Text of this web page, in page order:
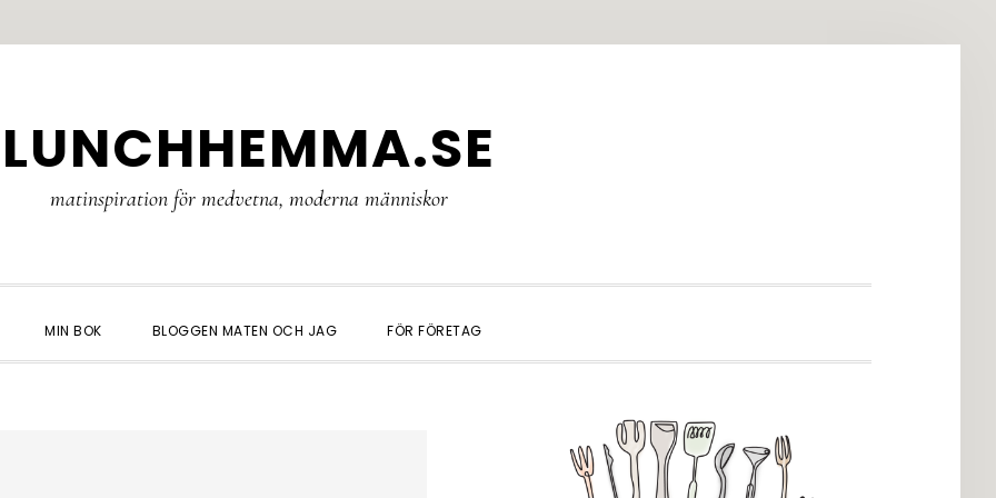
LUNCHHEMMA.SE
matinspiration för medvetna, moderna människor
MIN BOK BLOGGEN MATEN OCH JAG FÖR FÖRETAG
PRIMARY
SIDEBAR